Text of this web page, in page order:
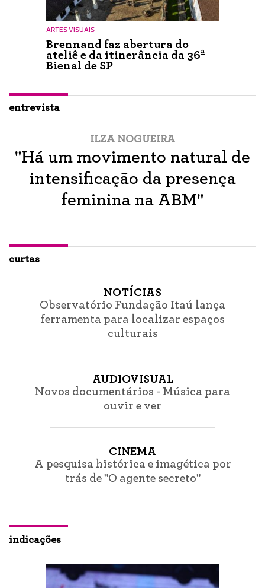
ARTES VISUAIS
Brennand faz abertura do
ateliê e da itinerância da 36ª
Bienal de SP
entrevista
ILZA NOGUEIRA
"Há um movimento natural de
intensificação da presença
feminina na ABM"
curtas
NOTÍCIAS
Observatório Fundação Itaú lança
ferramenta para localizar espaços
culturais
AUDIOVISUAL
Novos documentários - Música para
ouvir e ver
CINEMA
A pesquisa histórica e imagética por
trás de "O agente secreto"
indicações